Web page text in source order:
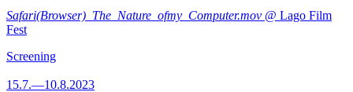
Safari(Browser)_The_Nature_ofmy_Computer.mov @ Lago Film
Fest
Screening
15.7.—10.8.2023